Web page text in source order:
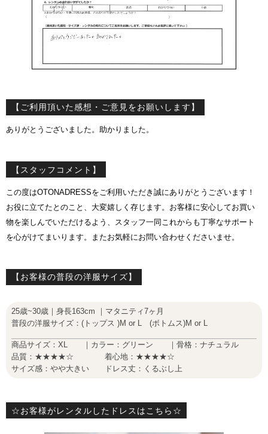
【ご利用頂いた感想・ご意見をお願いします】
ありがとうございました。助かりました。
【スタッフコメント】
この度はOTONADRESSをご利用いただき誠にありがとうございます！
お役に立てたとのこと、大変嬉しく存じます。お客様に安心してお買い
物を楽しんでいただけるよう、スタッフ一同これからも丁寧なサポート
を心がけてまいります。またお気軽にお問い合わせくださいませ。
【お客様の普段の洋服サイズ】
25歳~30歳｜身長163cm ｜マタニティ7ヶ月
普段の洋服サイズ：(トップス )M or L (ボトムス)M or L
商品サイズ：XL ｜カラー：グリーン ｜骨格：ナチュラル
品質：★★★★☆ 着心地：★★★★☆
サイズ感：やや大きい ドレス丈：くるぶし上
☆お客様がレンタルしたドレスはこちら☆